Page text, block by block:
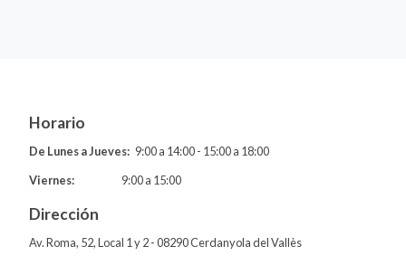
Horario
De Lunes a Jueves: 9:00 a 14:00 - 15:00 a 18:00
Viernes: 9:00 a 15:00
Dirección
Av. Roma, 52, Local 1 y 2 - 08290 Cerdanyola del Vallès